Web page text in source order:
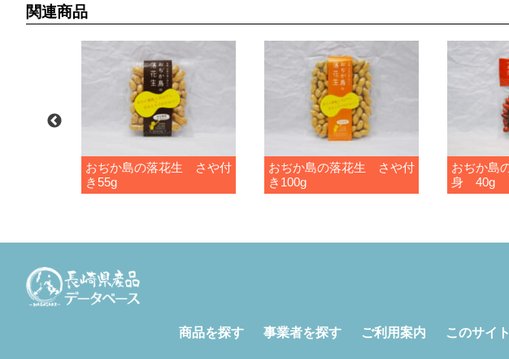
関連商品
おぢか島の落花生 さや付
き55g
おぢか島の落花生 さや付
き100g
おぢか島
身 40g
商品を探す 事業者を探す ご利用案内 このサイ